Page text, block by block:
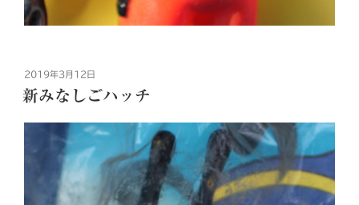
投
稿
日:
2019年3月12日
新みなしごハッチ